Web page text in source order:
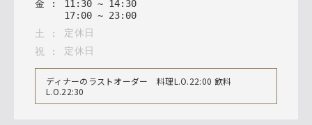
金 : 11 : 30 ~ 14: 30
17: 00 ~ 23: 00
土
:
定休日
祝 : 定休日
ディナーのラストオーダー 料理L.O.22:00 飲料
L.O.22:30